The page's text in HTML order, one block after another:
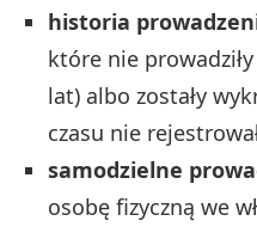
historia
które nie
lat) albo zostały
czasu nie
samodzielne
osobę fizyczną we